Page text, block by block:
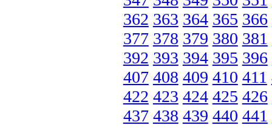
362 363 364 365 366
377 378 379 380 381
392 393 394 395 396
407 408 409 410 411
422 423 424 425 426
437 438 439 440 441